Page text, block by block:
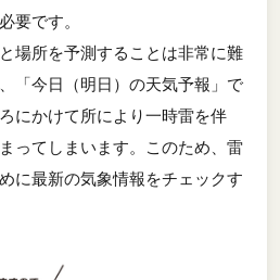
要です。
場所を予測することは非常に難
「今日（明日）の天気予報」で
にかけて所により一時雷を伴
ってしまいます。このため、雷
に最新の気象情報をチェックす